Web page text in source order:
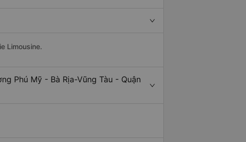
Limousine.
Phú Mỹ - Bà Rịa-Vũng Tàu - Quận